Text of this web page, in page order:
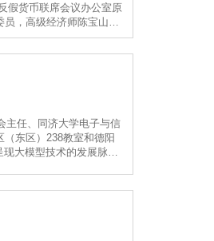
假货币联席会议办公室原
，高级经济师陈宝山教
，陈宝山以“贝偏旁货币
主任、同济大学电子与信
东区）238教室和德阳
大模型技术的发展脉络